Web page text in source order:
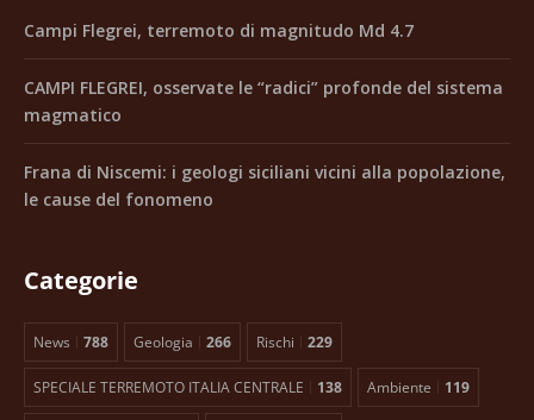
Campi Flegrei, terremoto di magnitudo Md 4.7
CAMPI FLEGREI, osservate le “radici” profonde del sistema
magmatico
Frana di Niscemi: i geologi siciliani vicini alla popolazione,
le cause del fonomeno
Categorie
News 788 Geologia 266 Rischi 229
SPECIALE TERREMOTO ITALIA CENTRALE 138 Ambiente 119